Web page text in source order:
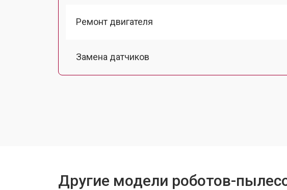
Ремонт двигателя
Замена датчиков
Другие модели роботов-